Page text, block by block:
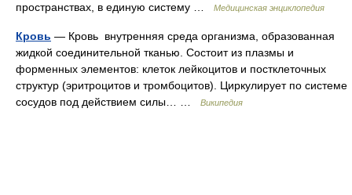
пространствах, в единую систему …
Медицинская энциклопедия
Кровь — Кровь внутренняя среда организма, образованная
жидкой соединительной тканью. Состоит из плазмы и
форменных элементов: клеток лейкоцитов и постклеточных
структур (эритроцитов и тромбоцитов). Циркулирует по системе
сосудов под действием силы… …
Википедия